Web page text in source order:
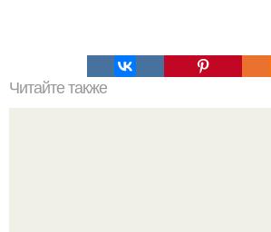
Читайте также